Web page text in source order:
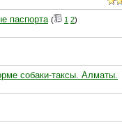
паспорта ( 1 2)
собаки-таксы. Алматы.